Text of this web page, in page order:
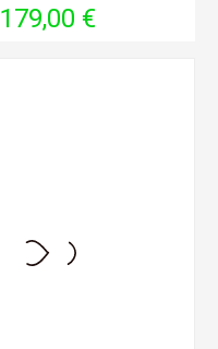
Prix
179,00 €